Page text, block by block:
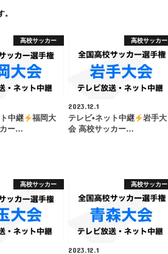
高校サッカー
中継
福岡大
ー…
高校サッカー
2023.12.1
テレビ•ネット中継
岩手大
会 高校サッカー…
高校サッカー 高校サッカー
2023.12.1